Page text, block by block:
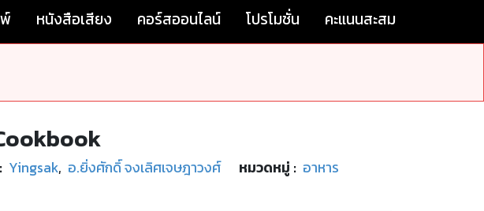
หนังสือเสียง คอร์สออนไลน์ โปรโมชั่น คะแนนสะสม
Yingsak, อ.ยิ่งศักดิ์ จงเลิศเจษฎาวงศ์ หมวดหมู่ : อาหาร